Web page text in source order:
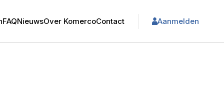
FAQNieuwsOver KomercoContact Aanmelden